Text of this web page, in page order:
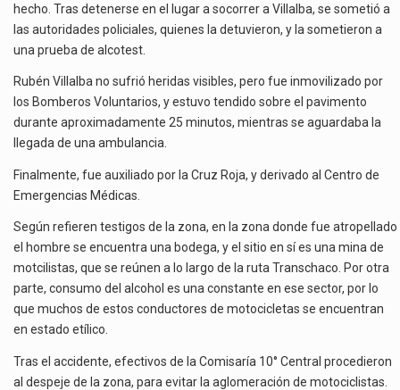
hecho. Tras detenerse en el lugar a socorrer a Villalba, se sometió a
las autoridades policiales, quienes la detuvieron, y la sometieron a
una prueba de alcotest.
Rubén Villalba no sufrió heridas visibles, pero fue inmovilizado por
los Bomberos Voluntarios, y estuvo tendido sobre el pavimento
durante aproximadamente 25 minutos, mientras se aguardaba la
llegada de una ambulancia.
Finalmente, fue auxiliado por la Cruz Roja, y derivado al Centro de
Emergencias Médicas.
Según refieren testigos de la zona, en la zona donde fue atropellado
el hombre se encuentra una bodega, y el sitio en sí es una mina de
motcilistas, que se reúnen a lo largo de la ruta Transchaco. Por otra
parte, consumo del alcohol es una constante en ese sector, por lo
que muchos de estos conductores de motocicletas se encuentran
en estado etílico.
Tras el accidente, efectivos de la Comisaría 10° Central procedieron
al despeje de la zona, para evitar la aglomeración de motociclistas.